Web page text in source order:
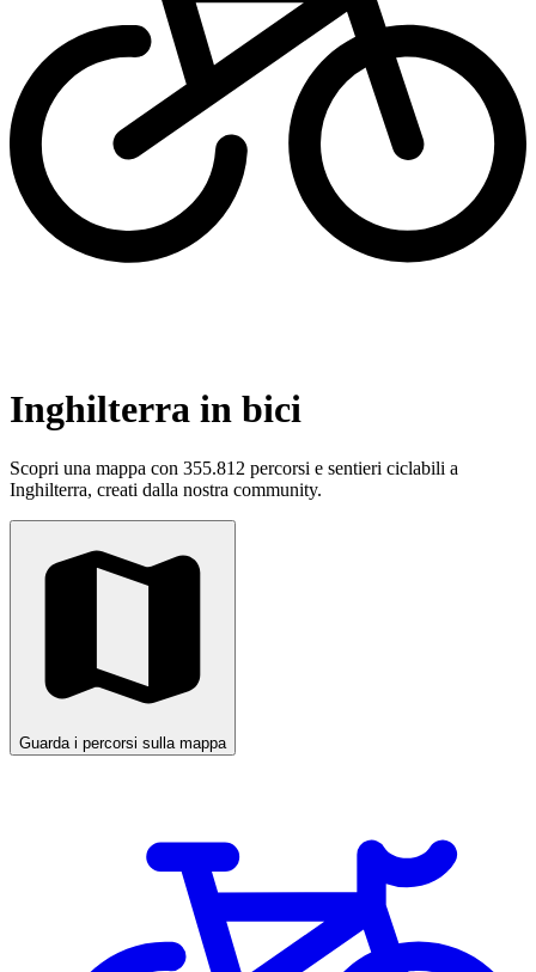
Inghilterra in bici
Scopri una mappa con 355.812 percorsi e sentieri ciclabili a
Inghilterra, creati dalla nostra community.
Guarda i percorsi sulla mappa